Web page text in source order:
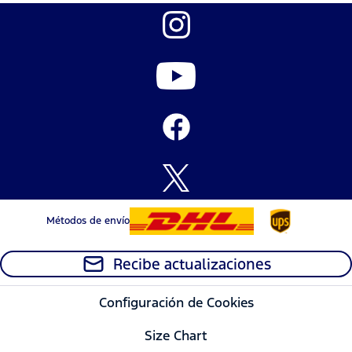
Métodos de envío
Recibe actualizaciones
Configuración de Cookies
Size Chart